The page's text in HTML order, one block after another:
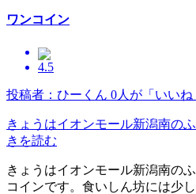
ワンコイン
4.5
投稿者：ひーくん 0人が「いい
きょうはイオンモール新潟南の
きを読む
きょうはイオンモール新潟南の
コインです。食いしん坊には少